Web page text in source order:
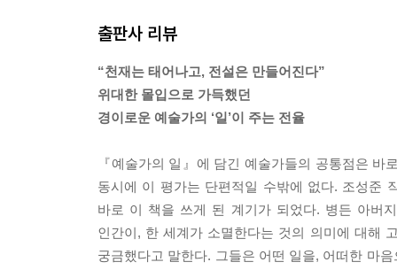
던 몸짓을 창조하며 현대무용 역사를 바꿨다. 천
--- p.57 「천재이면서도 천재만은 아닌_바츨라프
광활한 풍경 속에서 명상하듯 살았던 오키프는 계
에도 영향을 받지 않은 새로운 화풍이었다. 오키
품 그 자체로 평가받기 시작했다. 은둔자처럼 살
14년 소더비 경매에서 500억 원에 낙찰됐다.
--- p.79 「사막에서 다시 태어난 화가_조지아 오키
출판사 리뷰
“천재는 태어나고, 전설은 만들어진다”
위대한 몰입으로 가득했던
경이로운 예술가의 ‘일’이 주는 전율
『예술가의 일』에 담긴 예술가들의 공통점은
동시에 이 평가는 단편적일 수밖에 없다. 조성준
바로 이 책을 쓰게 된 계기가 되었다. 병든 아버
인간이, 한 세계가 소멸한다는 것의 의미에 대해
궁금했다고 말한다. 그들은 어떤 일을, 어떠한 마